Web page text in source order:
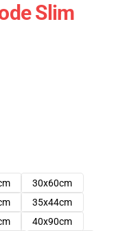
Slim
30x60cm
35x44cm
40x90cm